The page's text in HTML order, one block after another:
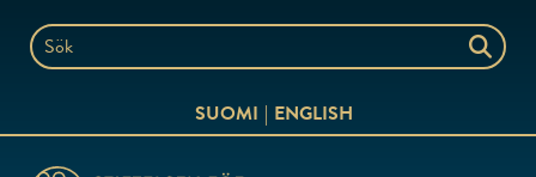
innehållet
Sök
SUOMI ENGLISH